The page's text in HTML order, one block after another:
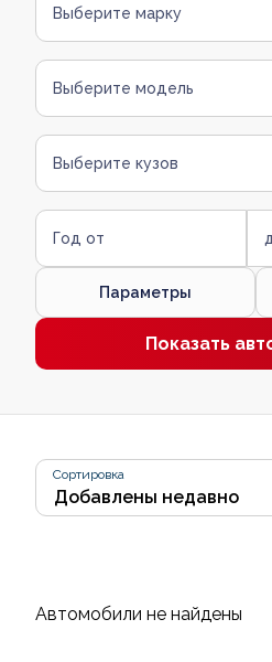
Выберите марку
Выберите модель
Выберите кузов
Год от
Параметры
Показать
Сортировка
Автомобили не найдены